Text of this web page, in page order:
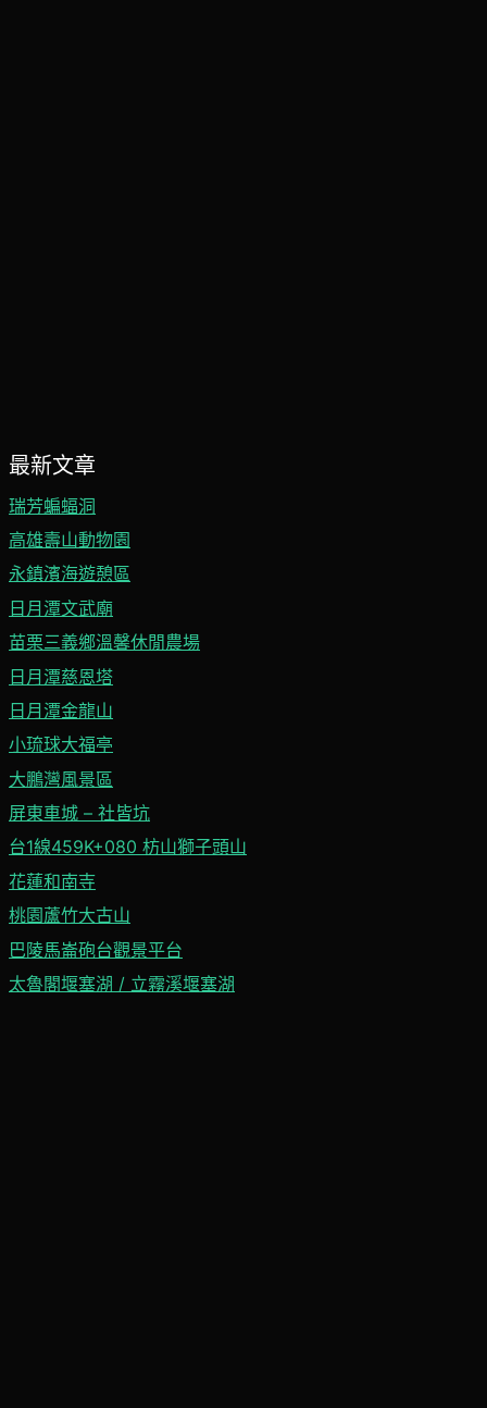
最新文章
瑞芳蝙蝠洞
高雄壽山動物園
永鎮濱海遊憩區
日月潭文武廟
苗栗三義鄉溫馨休閒農場
日月潭慈恩塔
日月潭金龍山
小琉球大福亭
大鵬灣風景區
屏東車城 – 社皆坑
台1線459K+080 枋山獅子頭山
花蓮和南寺
桃園蘆竹大古山
巴陵馬崙砲台觀景平台
太魯閣堰塞湖 / 立霧溪堰塞湖